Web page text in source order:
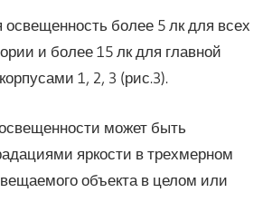
освещенность более 5 лк для всех
и более 15 лк для главной
1, 2, 3 (рис.3).
может быть
яркости в трехмерном
объекта в целом или